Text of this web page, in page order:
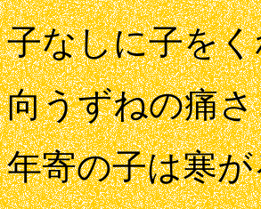
子なしに子を
向うずねの痛
年寄の子は寒